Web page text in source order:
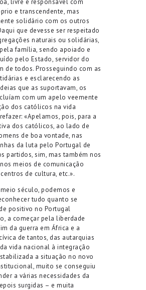
livre e responsável com
e transcendente, mas
solidário com os outros
que devesse ser respeitado
naturais ou solidárias,
família, sendo apoiado e
pelo Estado, servidor do
de todos. Prosseguindo com as
e esclarecendo as
que as suportavam, os
com um apelo veemente
dos católicos na vida
«Apelamos, pois, para a
dos católicos, ao lado de
de boa vontade, nas
da luta pelo Portugal de
partidos, sim, mas também nos
meios de comunicação
de cultura, etc.».
século, podemos e
tudo quanto se
positivo no Portugal
a começar pela liberdade
da guerra em África e a
de tantos, das autarquias
vida nacional à integração
a situação no novo
muito se conseguiu
a várias necessidades da
surgidas – e muita